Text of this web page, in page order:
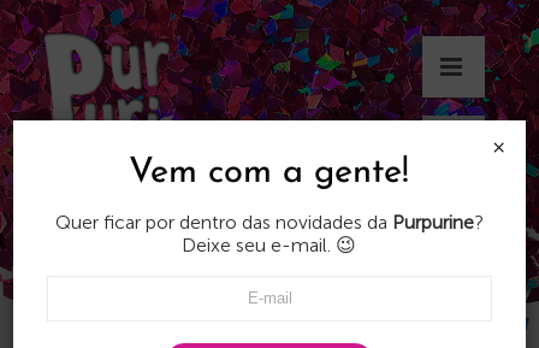
Skip
to
content
Vem com a gente!
Quer ficar por dentro das novidades da Purpurine?
Deixe seu e-mail. 😉
×